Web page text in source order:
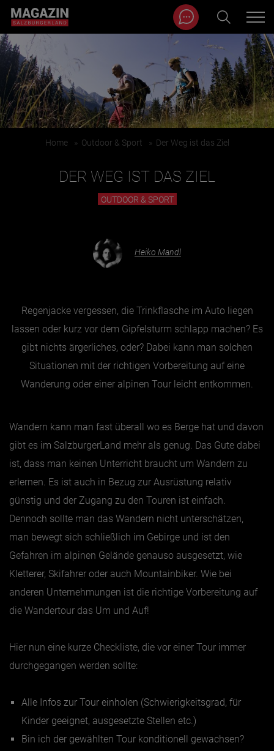
Zum Inhalt springen
BEITRÄGE IN MEINER NÄHE
Essen & Trinken
Outdoor & Sport
Gesundheit
Nachhaltigkeit
Hotel & Reise
Archiv
BEITRÄGE NACH MONAT
Jänner
April
Mai
Juli
August
September
Magazin durchsuchen...
Home » Outdoor & Sport » Der Weg ist das Ziel
DER WEG IST DAS ZIEL
OUTDOOR & SPORT
Heiko Mandl
Regenjacke vergessen, die Trinkflasche im Auto liegen
lassen oder kurz vor dem Gipfelsturm schlapp machen? Es
gibt nichts ärgerliches, oder? Dabei kann man solchen
Situationen mit der richtigen Vorbereitung auf eine
Wanderung oder einer alpinen Tour leicht entkommen.
Wandern kann man fast überall wo es Berge hat und davon
gibt es im SalzburgerLand mehr als genug. Das Gute dabei
ist, dass man keinen Unterricht braucht um Wandern zu
erlernen. Es ist auch in Bezug zur Ausrüstung relativ
günstig und der Zugang zu den Touren ist einfach.
Dennoch sollte man das Wandern nicht unterschätzen,
man bewegt sich schließlich im Gebirge und ist den
Gefahren im alpinen Gelände genauso ausgesetzt, wie
Kletterer, Skifahrer oder auch Mountainbiker. Wie bei
anderen Unternehmungen ist die richtige Vorbereitung auf
die Wandertour das Um und Auf!
Hier nun eine kurze Checkliste, die vor einer Tour immer
durchgegangen werden sollte:
Alle Infos zur Tour einholen (Schwierigkeitsgrad, für
Kinder geeignet, ausgesetzte Stellen etc.)
Bin ich der gewählten Tour konditionell gewachsen?